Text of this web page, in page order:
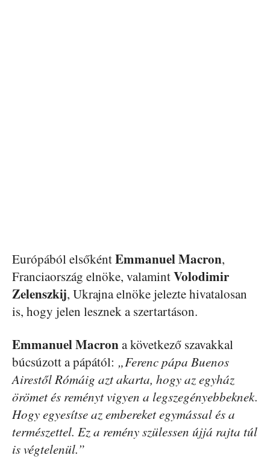
Európából elsőkéntEmmanuel Macron,
Franciaország elnöke, valamintVolodimir
Zelenszkij, Ukrajna elnöke jelezte hivatalosan
is, hogy jelen lesznek a szertartáson.
Emmanuel Macrona következő szavakkal
búcsúzott a pápától: „Ferenc pápa Buenos
Airestől Rómáig azt akarta, hogy az egyház
örömet és reményt vigyen a legszegényebbeknek.
Hogy egyesítse az embereket egymással és a
természettel. Ez a remény szülessen újjá rajta túl
is végtelenül.”